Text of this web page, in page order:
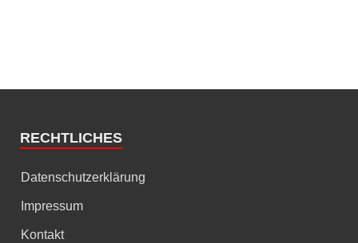
RECHTLICHES
Datenschutzerklärung
Impressum
Kontakt